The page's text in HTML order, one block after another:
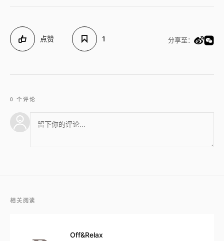
点赞 1 分享至：
0 个评论
相关阅读
Off&Relax